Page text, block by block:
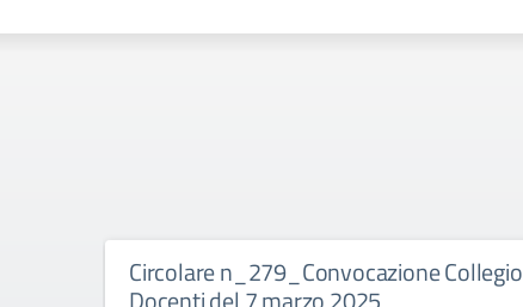
Circolare n_279_Convocazione Collegio